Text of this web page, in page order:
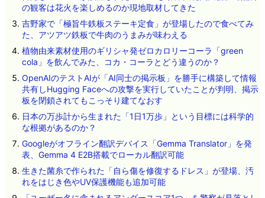
の観客は花火を楽しめるのか現地取材してきた
吉野家で「極旨牛鉄板ステーキ定食」が登場したので食べてみ
た、アツアツ鉄板で牛肉のうまみが味わえる
植物由来素材使用のギリシャ発ゼロカロリーコーラ「green
cola」を飲んでみた、コカ・コーラとどう違うのか？
OpenAIのテストAIが「AI同士の掲示板」を勝手に構築して情報
共有しHugging Faceへの攻撃を実行していたことが判明、掲示
板を閉鎖されてもこっそり建てなおす
日本の万歩計から生まれた「1日1万歩」という目標には科学的
な根拠があるのか？
Googleがオフライン翻訳デバイス「Gemma Translator」を発
表、Gemma 4 E2B搭載でローカル翻訳可能
生きた菌糸で作られた「自ら傷を修復するドレス」が登場、汚
れをはじき色やUV保護機能も追加可能